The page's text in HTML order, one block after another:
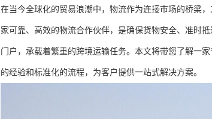
在当今全球化的贸易浪潮中，物流作为连接市场的桥梁
家可靠、高效的物流合作伙伴，是确保货物安全、准时
门户，承载着繁重的跨境运输任务。本文将带您了解一
的经验和标准化的流程，为客户提供一站式解决方案。